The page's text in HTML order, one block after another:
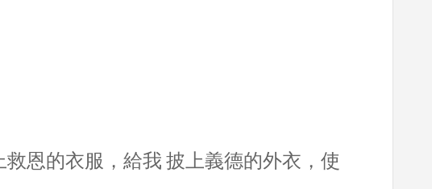
恩的衣服，給我 披上義德的外衣，使